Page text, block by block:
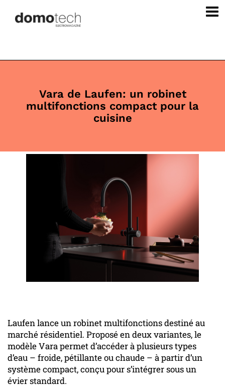
Vara de Laufen: un robinet
multifonctions compact pour la
cuisine
Laufen lance un robinet multifonctions destiné au
marché résidentiel. Proposé en deux variantes, le
modèle Vara permet d’accéder à plusieurs types
d’eau – froide, pétillante ou chaude – à partir d’un
système compact, conçu pour s’intégrer sous un
évier standard.